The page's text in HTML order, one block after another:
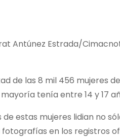
Antúnez Estrada/
de las 8 mil 456 mujeres
mayoría tenía entre 14 y 17
de estas mujeres lidian no
en los registros